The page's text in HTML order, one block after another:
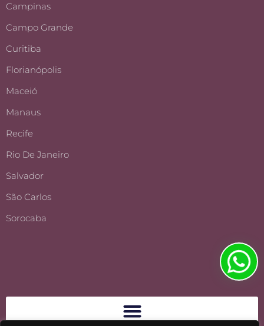
Campinas
Campo Grande
Curitiba
Florianópolis
Maceió
Manaus
Recife
Rio De Janeiro
Salvador
São Carlos
Sorocaba